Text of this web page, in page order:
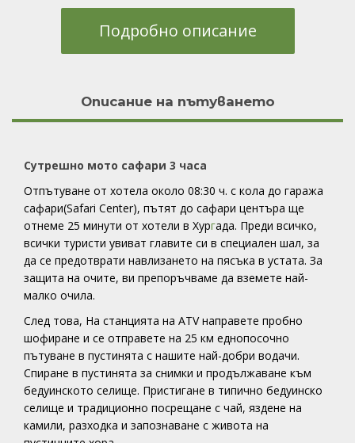
price
was:
цена
е:
Подробно описание
Описание на пътуването
Сутрешно мото сафари 3 часа
Отпътуване от хотела около 08:30 ч. с кола до гаража
сафари(Safari Center), пътят до сафари центъра ще
отнеме 25 минути от хотели в Хургада. Преди всичко,
всички туристи увиват главите си в специален шал, за
да се предотврати навлизането на пясъка в устата. За
защита на очите, ви препоръчваме да вземете най-
малко очила.
Cлед това, На станцията на ATV направете пробно
шофиране и се отправете на 25 км еднопосочно
пътуване в пустинята с нашите най-добри водачи.
Спиране в пустинята за снимки и продължаване към
бедуинското селище. Пристигане в типично бедуинско
селище и традиционно посрещане с чай, яздене на
камили, разходка и запознаване с живота на